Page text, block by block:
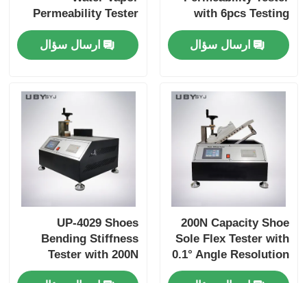
with 6pcs Testing
Bottle, 75 ±5cpm
Bottles Holder Speed,
and 30±1 mm Bottle
Leather and Textile
ارسال سؤال
Permeability Tester
with 6pcs Testing
Bottle for Footwear
EN ISO 20344 SATRA
ارسال سؤال
200N Capacity Shoe
Sole Flex Tester with
0.1° Angle Resolution
and Adjustable
UP-4029 Shoes
Bending Stiffness
Tester with 200N
Capacity Adjustable